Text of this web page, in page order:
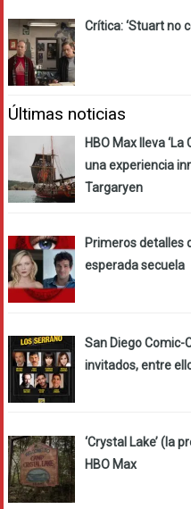
Crítica: ‘Stuart no
Últimas noticias
HBO Max lleva
una experiencia
Targaryen
Primeros detalles
esperada secuela
San Diego Comic-
invitados, entre
‘Crystal Lake’ (la
HBO Max